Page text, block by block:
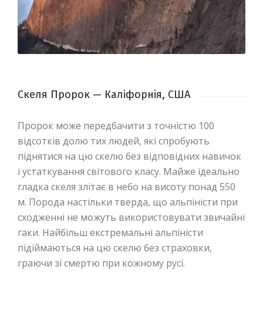
Скеля Пророк — Каліфорнія, США
Пророк може передбачити з точністю 100
відсотків долю тих людей, які спробують
піднятися на цю скелю без відповідних навичок
і устаткування світового класу. Майже ідеально
гладка скеля злітає в небо на висоту понад 550
м. Порода настільки тверда, що альпіністи при
сходженні не можуть використовувати звичайні
гаки. Найбільш екстремальні альпіністи
підіймаються на цю скелю без страховки,
граючи зі смертю при кожному русі.